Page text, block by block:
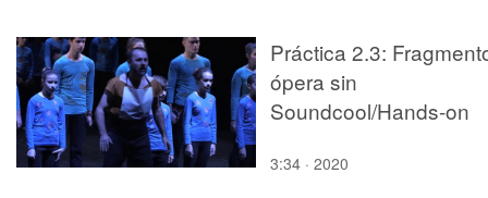
Práctica 2.3:
ópera sin
Soundcool/Hands-on
fragment without
3:34 · 2020